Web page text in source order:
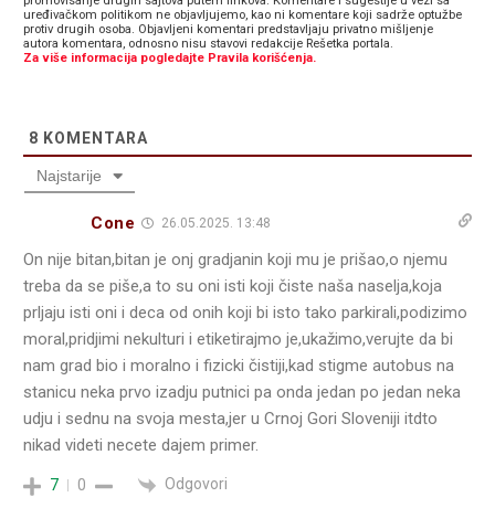
uređivačkom politikom ne objavljujemo, kao ni komentare koji sadrže optužbe
protiv drugih osoba. Objavljeni komentari predstavljaju privatno mišljenje
autora komentara, odnosno nisu stavovi redakcije Rešetka portala.
Za više informacija pogledajte Pravila korišćenja.
8 KOMENTARA
Najstarije
Cone 26.05.2025. 13:48
On nije bitan,bitan je onj gradjanin koji mu je prišao,o njemu
treba da se piše,a to su oni isti koji čiste naša naselja,koja
prljaju isti oni i deca od onih koji bi isto tako parkirali,podizimo
moral,pridjimi nekulturi i etiketirajmo je,ukažimo,verujte da bi
nam grad bio i moralno i fizicki čistiji,kad stigme autobus na
stanicu neka prvo izadju putnici pa onda jedan po jedan neka
udju i sednu na svoja mesta,jer u Crnoj Gori Sloveniji itdto
nikad videti necete dajem primer.
7 0 Odgovori